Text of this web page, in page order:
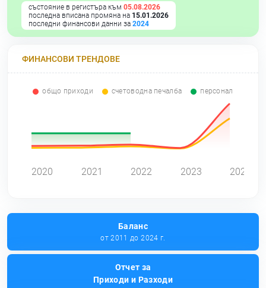
състояние в регистъра към 05.08.2026
последна вписана промяна на 15.01.2026
последни финансови данни за 2024
ФИНАНСОВИ ТРЕНДОВЕ
общо приходи счетоводна печалба персонал
2020 2021 2022 2023 2024
Баланс
от 2011 до 2024 г.
Отчет за
Приходи и Разходи